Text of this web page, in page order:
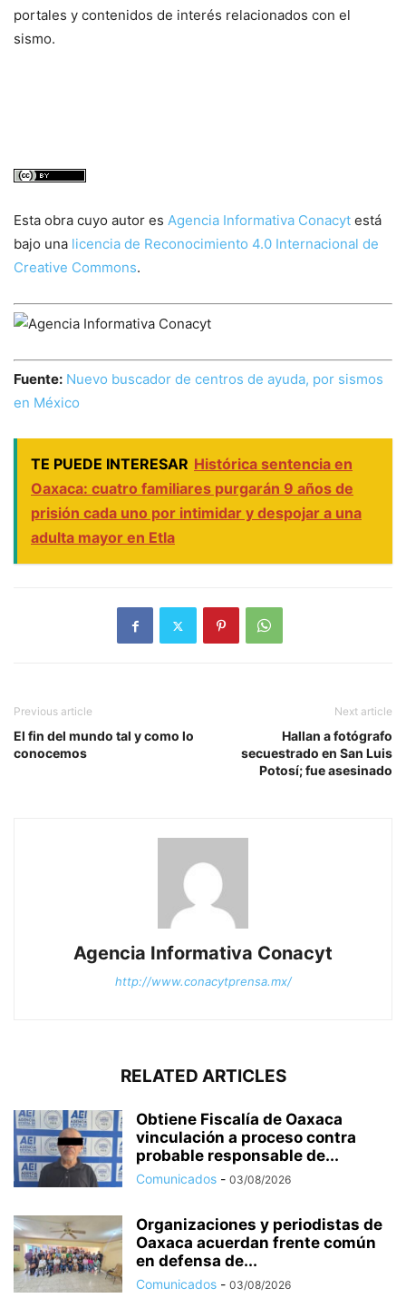
portales y contenidos de interés relacionados con el
sismo.
Esta obra cuyo autor es Agencia Informativa Conacyt está
bajo una licencia de Reconocimiento 4.0 Internacional de
Creative Commons.
Fuente: Nuevo buscador de centros de ayuda, por sismos
en México
TE PUEDE INTERESAR Histórica sentencia en
Oaxaca: cuatro familiares purgarán 9 años de
prisión cada uno por intimidar y despojar a una
adulta mayor en Etla
Previous article
El fin del mundo tal y como lo
conocemos
Next article
Hallan a fotógrafo
secuestrado en San Luis
Potosí; fue asesinado
Agencia Informativa Conacyt
http://www.conacytprensa.mx/
RELATED ARTICLES
Obtiene Fiscalía de Oaxaca
vinculación a proceso contra
probable responsable de...
Comunicados - 03/08/2026
Organizaciones y periodistas de
Oaxaca acuerdan frente común
en defensa de...
Comunicados - 03/08/2026